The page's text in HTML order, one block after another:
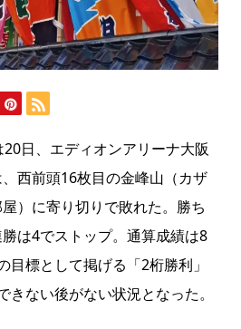
日、エディオンアリーナ大阪
西前頭16枚目の金峰山（カザ
）に寄り切りで敗れた。勝ち
は4でストップ。通算成績は8
目標として掲げる「2桁勝利」
ない後がない状況となった。